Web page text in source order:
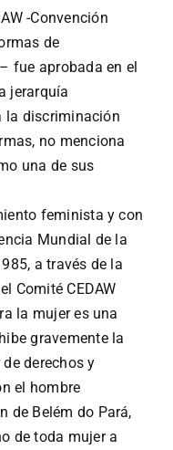
-Convención
de
fue aprobada en el
jerarquía
la discriminación
no menciona
una de sus
feminista y con
Mundial de la
a través de la
Comité CEDAW
la mujer es una
gravemente la
derechos y
el hombre
de Belém do Pará,
de toda mujer a